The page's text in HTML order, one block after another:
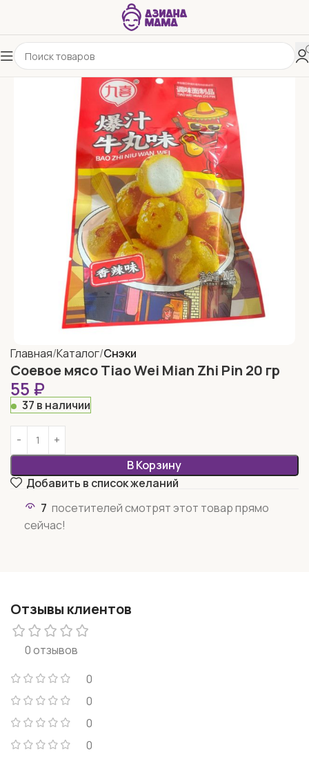
Главная Каталог Снэки
Соевое мясо Tiao Wei Mian Zhi Pin 20 гр
55 ₽
37 в наличии
В Корзину
Добавить в список желаний
7 посетителей смотрят этот товар прямо
сейчас!
Отзывы клиентов
0 отзывов
0
0
0
0